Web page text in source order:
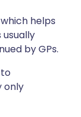
helps
usually
by GPs.
only